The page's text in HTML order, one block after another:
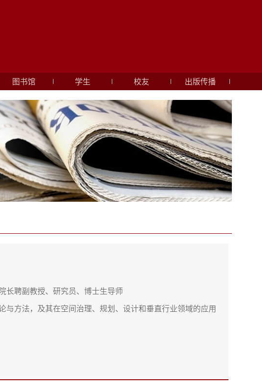
图书馆 学生 校友 出版传播
长聘副教授、研究员、博士生导师
与方法，及其在空间治理、规划、设计和垂直行业领域的应用